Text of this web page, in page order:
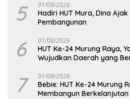
5 01/08/2026
Hadiri HUT Mura, Dina
Pembangunan
6 01/08/2026
HUT Ke-24 Murung Raya,
Wujudkan Daerah yang
7 01/08/2026
Bebie: HUT Ke-24 Murung
Membangun Berkelanjutan